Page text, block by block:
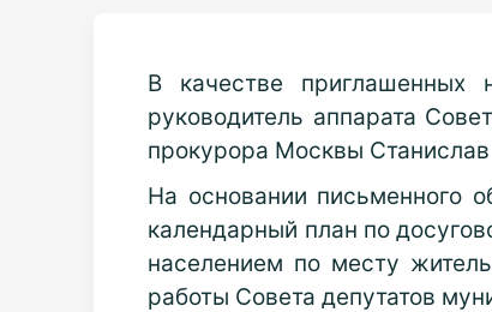
В качестве приглашенных
руководитель аппарата
прокурора Москвы
На основании письменного
календарный план по
населением по месту
работы Совета депутатов